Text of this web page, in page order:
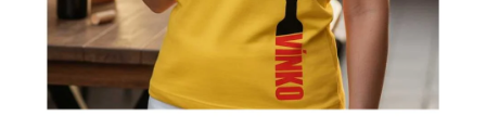
PROVIZNÍ SYSTÉM
O nás Časté otázky
Doprava a platba
Obchodní podmínky